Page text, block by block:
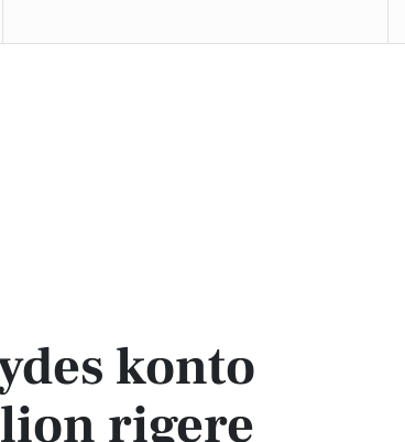
lotto-gevinst
konto
rigere